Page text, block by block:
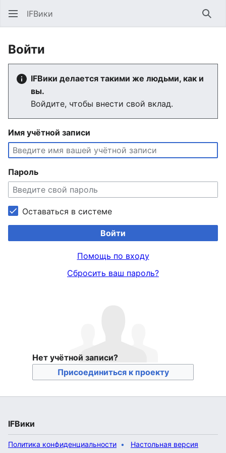
IFВики
Войти
IFВики делается такими же людьми, как и
вы.
Войдите, чтобы внести свой вклад.
Имя учётной записи
Пароль
Оставаться в системе
Войти
Помощь по входу
Сбросить ваш пароль?
Нет учётной записи?
Присоединиться к проекту
IFВики
Политика конфиденциальности Настольная версия